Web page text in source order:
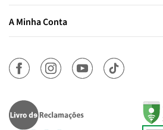
A Minha Conta